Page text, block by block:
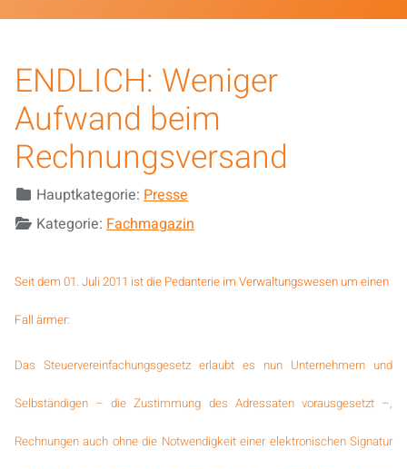
ENDLICH: Weniger
Aufwand beim
Rechnungsversand
DetailsHauptkategorie: Presse
Kategorie: Fachmagazin
Seit dem 01. Juli 2011 ist die Pedanterie im Verwaltungswesen um einen
Fall ärmer:
Das Steuervereinfachungsgesetz erlaubt es nun Unternehmern und
Selbständigen – die Zustimmung des Adressaten vorausgesetzt –,
Rechnungen auch ohne die Notwendigkeit einer elektronischen Signatur